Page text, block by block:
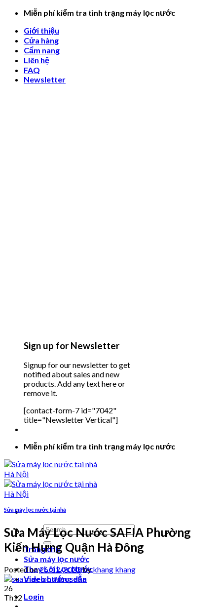
Skip
content
Miễn phí kiểm tra tình trạng máy lọc nước
Giới thiệu
Cửa hàng
Cẩm nang
Liên hệ
FAQ
Newsletter
Sign up for Newsletter
Signup for our newsletter to get
notified about sales and new
products. Add any text here or
remove it.
[contact-form-7 id="7042"
title="Newsletter Vertical"]
Miễn phí kiểm tra tình trạng máy lọc nước
Search
for:
Trang chủ
Sửa máy lọc nước
Thay Lõi Lọc Nước
Video hướng dẫn
Login
Sửa máy lọc nước tại nhà
Sửa Máy Lọc Nước SAFIA Phường
Kiến Hưng Quận Hà Đông
Posted on26/12/2022bykhang khang
26
Th12